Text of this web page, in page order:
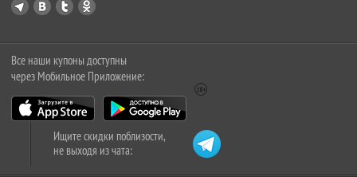
Все наши купоны доступны
через Мобильное Приложение:
Ищите скидки поблизости,
не выходя из чата: